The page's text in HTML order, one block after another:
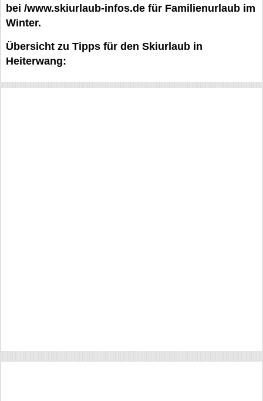
bei /www.skiurlaub-infos.de für Familienurlaub im
Winter.
Übersicht zu Tipps für den Skiurlaub in
Heiterwang: